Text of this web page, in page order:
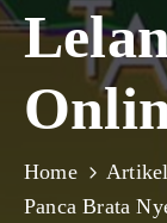
Pustaka
Home Artikel
Panca Brata